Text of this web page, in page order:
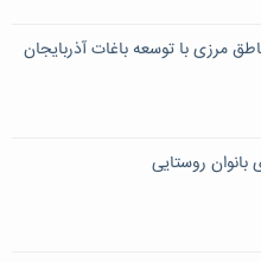
مرزی با توسعه باغات آذربایجان
بانوان روستایی